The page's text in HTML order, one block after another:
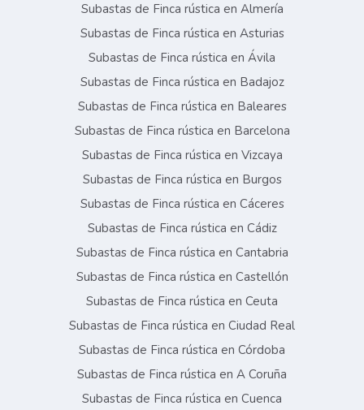
Subastas de Finca rústica en Almería
Subastas de Finca rústica en Asturias
Subastas de Finca rústica en Ávila
Subastas de Finca rústica en Badajoz
Subastas de Finca rústica en Baleares
Subastas de Finca rústica en Barcelona
Subastas de Finca rústica en Vizcaya
Subastas de Finca rústica en Burgos
Subastas de Finca rústica en Cáceres
Subastas de Finca rústica en Cádiz
Subastas de Finca rústica en Cantabria
Subastas de Finca rústica en Castellón
Subastas de Finca rústica en Ceuta
Subastas de Finca rústica en Ciudad Real
Subastas de Finca rústica en Córdoba
Subastas de Finca rústica en A Coruña
Subastas de Finca rústica en Cuenca